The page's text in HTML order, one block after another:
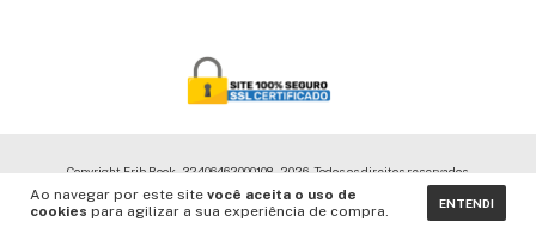
Ao navegar por este site você aceita o uso de
cookies para agilizar a sua experiência de compra. ENTENDI
Copyright Frib Book - 32406462000108 - 2026. Todos os direitos reservados.